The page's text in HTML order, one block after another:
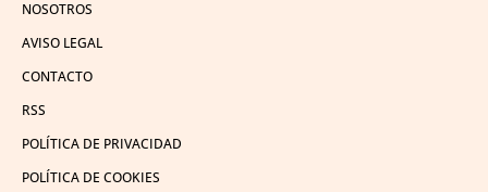
NOSOTROS
AVISO LEGAL
CONTACTO
RSS
POLÍTICA DE PRIVACIDAD
POLÍTICA DE COOKIES